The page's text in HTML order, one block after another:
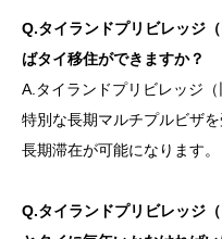
Q.タイランドプリビレッジ
ばタイ移住ができますか？
A.タイランドプリビレッジ
特別な長期マルチプルビザ
長期滞在が可能になります。
Q.タイランドプリビレッジ